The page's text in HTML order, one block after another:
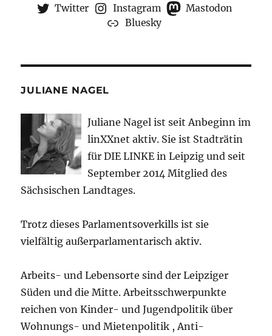
Twitter Instagram
Mastodon
Bluesky
JULIANE NAGEL
Juliane Nagel ist seit Anbeginn im
linXXnet aktiv. Sie ist Stadträtin
für DIE LINKE in Leipzig und seit
September 2014 Mitglied des
Sächsischen Landtages.
Trotz dieses Parlamentsoverkills ist sie
vielfältig außerparlamentarisch aktiv.
Arbeits- und Lebensorte sind der Leipziger
Süden und die Mitte. Arbeitsschwerpunkte
reichen von Kinder- und Jugendpolitik über
Wohnungs- und Mietenpolitik , Anti-